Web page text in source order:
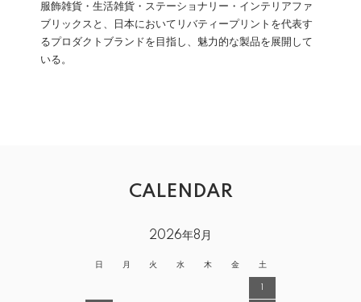
服飾雑貨・生活雑貨・ステーショナリー・インテリアファ
ブリックスと、日本においてリバティープリントを代表す
るプロダクトブランドを目指し、魅力的な製品を展開して
いる。
CALENDAR
2026年8月
日 月 火 水 木 金 土
1